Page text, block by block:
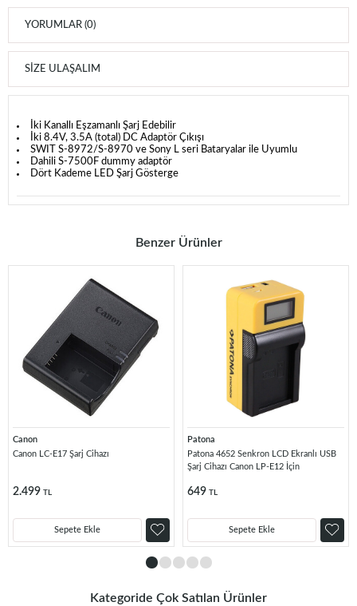
YORUMLAR (0)
SIZE ULAŞALIM
İki Kanallı Eşzamanlı Şarj Edebilir
İki 8.4V, 3.5A (total) DC Adaptör Çıkışı
SWIT S-8972/S-8970 ve Sony L seri Bataryalar ile Uyumlu
Dahili S-7500F dummy adaptör
Dört Kademe LED Şarj Gösterge
Benzer Ürünler
Canon
Canon LC-E17 Şarj Cihazı
2.499 TL
Sepete Ekle
Patona
Patona 4652 Senkron LCD Ekranlı USB
Şarj Cihazı Canon LP-E12 İçin
649 TL
Sepete Ekle
Kategoride Çok Satılan Ürünler